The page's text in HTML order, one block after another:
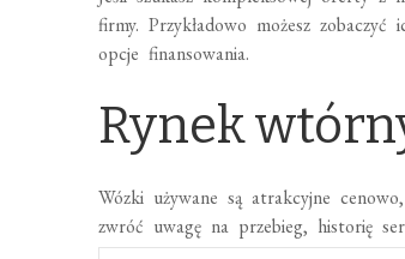
firmy. Przykładowo możesz zobaczyć
opcje finansowania.
Rynek
Wózki używane są atrakcyjne
zwróć uwagę na przebieg, historię